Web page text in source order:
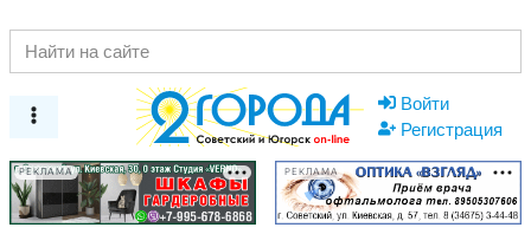
Войти
Регистрация
РЕКЛАМА РЕКЛАМА